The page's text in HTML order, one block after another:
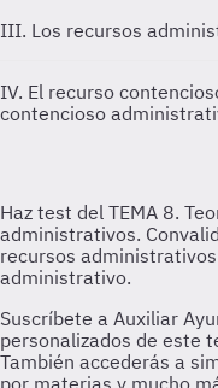
III. Los recursos
IV. El recurso
contencioso